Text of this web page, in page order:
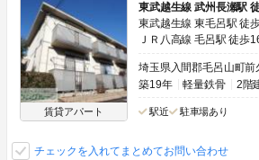
賃貸アパート
東武越生線 武州長瀬駅
東武越生線 東毛呂駅 徒
ＪＲ八高線 毛呂駅 徒歩
埼玉県入間郡毛呂山町前
築19年
軽量鉄骨 2階
駅近 駐車場あり
チェックを入れてまとめてお問い合わせ